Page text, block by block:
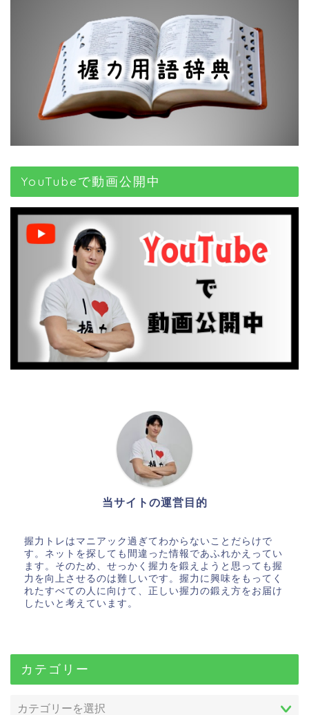
YouTubeで動画公開中
当サイトの運営目的
握力トレはマニアック過ぎてわからないことだらけで
す。ネットを探しても間違った情報であふれかえってい
ます。そのため、せっかく握力を鍛えようと思っても握
力を向上させるのは難しいです。握力に興味をもってく
れたすべての人に向けて、正しい握力の鍛え方をお届け
したいと考えています。
カテゴリー